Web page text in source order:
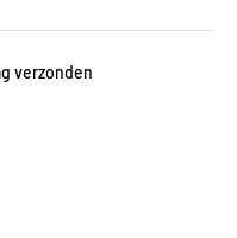
verzonden